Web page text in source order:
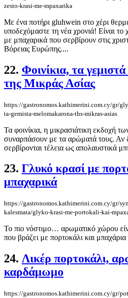
zesto-krasi-me-mpaxarika
Με ένα ποτήρι gluhwein στο χέρι
υποδεχόμαστε τη νέα χρονιά! Είναι το
με μπαχαρικά που σερβίρουν στις
Βόρειας Ευρώπης....
22. Φοινίκια, τα
της Μικράς Ασίας
https://gastronomos.kathimerini.com.cy/gr/
ta-gemista-melomakarona-ths-mikras-asias
Τα φοινίκια, η μικρασιάτικη εκδοχή
συναρπάσουν με τα αρώματά τους. Αν
σερβίρονται τέλεια ως απολαυστικά
23. Γλυκό κρασί με
μπαχαρικά
https://gastronomos.kathimerini.com.cy/gr/
kalesmata/glyko-krasi-me-portokali-kai-
Το πιο νόστιμο… αρωματικό χώρου
που βράζει με πορτοκάλι και
24. Λικέρ πορτοκάλι,
καρδάμωμο
https://gastronomos.kathimerini.com.cy/gr/